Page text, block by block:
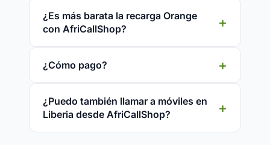
¿Es más barata la recarga Orange
con AfriCallShop?
¿Cómo pago?
¿Puedo también llamar a móviles en
Liberia desde AfriCallShop?